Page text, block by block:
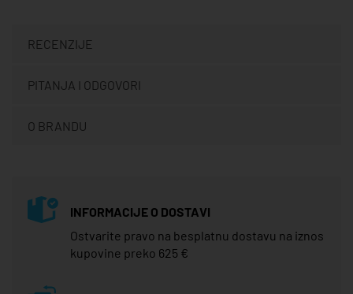
RECENZIJE
PITANJA I ODGOVORI
O BRANDU
INFORMACIJE O DOSTAVI
Ostvarite pravo na besplatnu dostavu na iznos
kupovine preko 625 €